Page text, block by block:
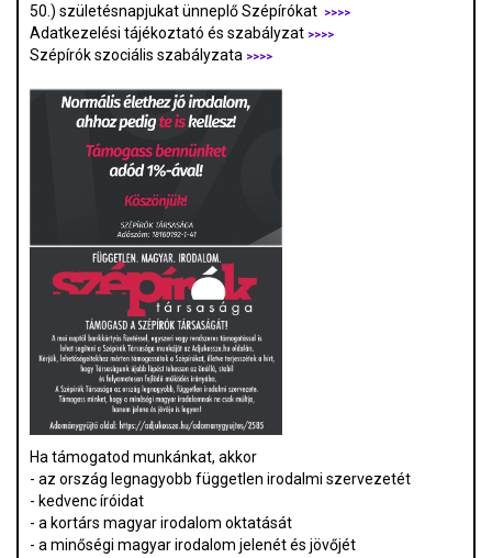
50.) születésnapjukat ünneplő Szépírókat
>>>>
Adatkezelési tájékoztató és szabályzat >>>>
Szépírók szociális szabályzata >>>>
Ha támogatod munkánkat, akkor
- az ország legnagyobb független irodalmi szervezetét
- kedvenc íróidat
- a kortárs magyar irodalom oktatását
- a minőségi magyar irodalom jelenét és jövőjét